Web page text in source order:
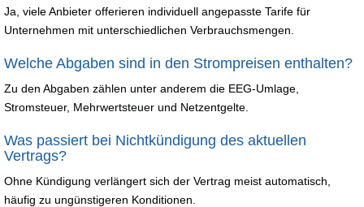
Ja, viele Anbieter offerieren individuell angepasste Tarife für
Unternehmen mit unterschiedlichen Verbrauchsmengen.
Welche Abgaben sind in den Strompreisen enthalten?
Zu den Abgaben zählen unter anderem die EEG-Umlage,
Stromsteuer, Mehrwertsteuer und Netzentgelte.
Was passiert bei Nichtkündigung des aktuellen
Vertrags?
Ohne Kündigung verlängert sich der Vertrag meist automatisch,
häufig zu ungünstigeren Konditionen.